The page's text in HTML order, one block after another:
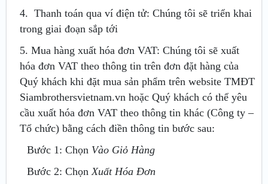
4. Thanh toán qua ví điện tử: Chúng tôi sẽ triển khai
trong giai đoạn sắp tới
5. Mua hàng xuất hóa đơn VAT: Chúng tôi sẽ xuất
hóa đơn VAT theo thông tin trên đơn đặt hàng của
Quý khách khi đặt mua sản phẩm trên website TMĐT
Siambrothersvietnam.vn hoặc Quý khách có thể yêu
cầu xuất hóa đơn VAT theo thông tin khác (Công ty –
Tổ chức) bằng cách điền thông tin bước sau:
Bước 1: Chọn Vào Giỏ Hàng
Bước 2: ChọnXuất Hóa Đơn